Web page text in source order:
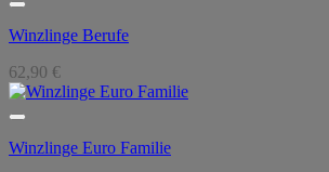
Winzlinge Berufe
62,90 €
Winzlinge Euro Familie